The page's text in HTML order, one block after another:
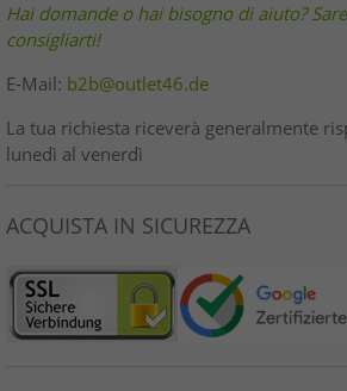
Hai domande o hai bisogno di aiuto?
consigliarti!
E-Mail: b2b@outlet46.de
La tua richiesta riceverà generalmente
lunedì al venerdì
ACQUISTA IN SICUREZZA